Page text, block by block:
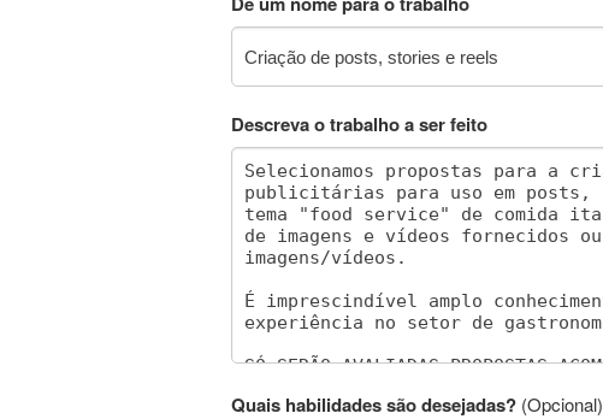
Descreva o trabalho a ser feito
Quais habilidades são desejadas? (Opcional)